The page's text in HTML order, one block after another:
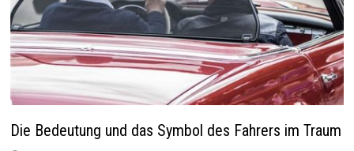
Die Bedeutung und das Symbol des Fahrers im Traum